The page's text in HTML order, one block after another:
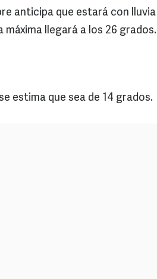
anticipa que estará con lluvia
llegará a los 26 grados.
estima que sea de 14 grados.